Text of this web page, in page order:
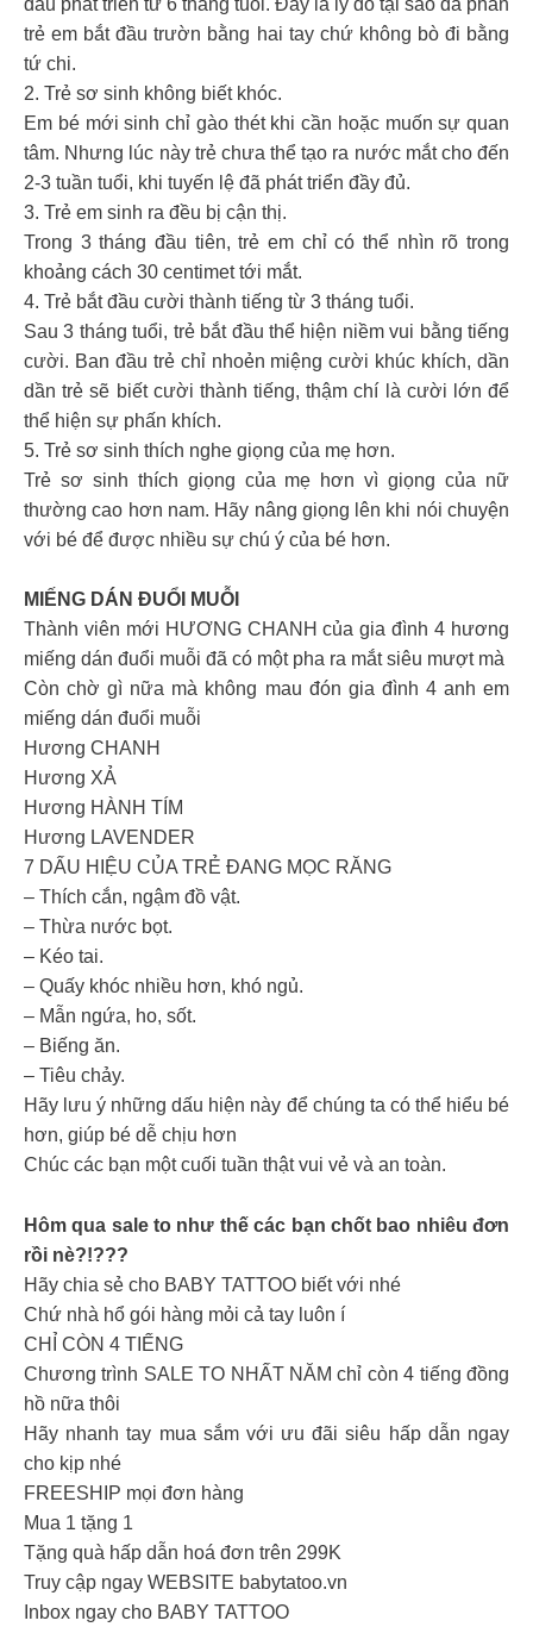
trẻ em bắt đầu trườn bằng hai tay chứ không bò đi bằng
tứ chi.
2. Trẻ sơ sinh không biết khóc.
Em bé mới sinh chỉ gào thét khi cần hoặc muốn sự quan
tâm. Nhưng lúc này trẻ chưa thể tạo ra nước mắt cho đến
2-3 tuần tuổi, khi tuyến lệ đã phát triển đầy đủ.
3. Trẻ em sinh ra đều bị cận thị.
Trong 3 tháng đầu tiên, trẻ em chỉ có thể nhìn rõ trong
khoảng cách 30 centimet tới mắt.
4. Trẻ bắt đầu cười thành tiếng từ 3 tháng tuổi.
Sau 3 tháng tuổi, trẻ bắt đầu thể hiện niềm vui bằng tiếng
cười. Ban đầu trẻ chỉ nhoẻn miệng cười khúc khích, dần
dần trẻ sẽ biết cười thành tiếng, thậm chí là cười lớn để
thể hiện sự phấn khích.
5. Trẻ sơ sinh thích nghe giọng của mẹ hơn.
Trẻ sơ sinh thích giọng của mẹ hơn vì giọng của nữ
thường cao hơn nam. Hãy nâng giọng lên khi nói chuyện
với bé để được nhiều sự chú ý của bé hơn.
MIẾNG DÁN ĐUỔI MUỖI
Thành viên mới HƯƠNG CHANH của gia đình 4 hương
miếng dán đuổi muỗi đã có một pha ra mắt siêu mượt mà
Còn chờ gì nữa mà không mau đón gia đình 4 anh em
miếng dán đuổi muỗi
Hương CHANH
Hương XẢ
Hương HÀNH TÍM
Hương LAVENDER
7 DẤU HIỆU CỦA TRẺ ĐANG MỌC RĂNG
– Thích cắn, ngậm đồ vật.
– Thừa nước bọt.
– Kéo tai.
– Quấy khóc nhiều hơn, khó ngủ.
– Mẫn ngứa, ho, sốt.
– Biếng ăn.
– Tiêu chảy.
Hãy lưu ý những dấu hiện này để chúng ta có thể hiểu bé
hơn, giúp bé dễ chịu hơn
Chúc các bạn một cuối tuần thật vui vẻ và an toàn.
Hôm qua sale to như thế các bạn chốt bao nhiêu đơn
rồi nè?!???
Hãy chia sẻ cho BABY TATTOO biết với nhé
Chứ nhà hổ gói hàng mỏi cả tay luôn í
CHỈ CÒN 4 TIẾNG
Chương trình SALE TO NHẤT NĂM chỉ còn 4 tiếng đồng
hồ nữa thôi
Hãy nhanh tay mua sắm với ưu đãi siêu hấp dẫn ngay
cho kịp nhé
FREESHIP mọi đơn hàng
Mua 1 tặng 1
Tặng quà hấp dẫn hoá đơn trên 299K
Truy cập ngay WEBSITE babytatoo.vn
Inbox ngay cho BABY TATTOO